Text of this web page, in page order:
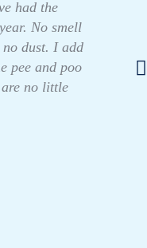
had the
No smell
dust. I add
pee and poo
no little